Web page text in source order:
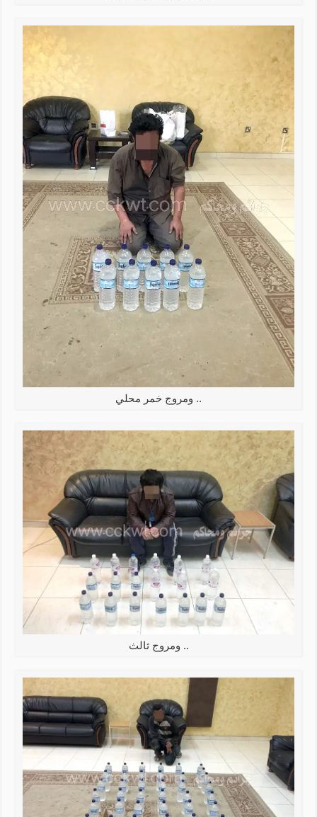
.. ومروج خمر محلي
.. ومروج ثالث